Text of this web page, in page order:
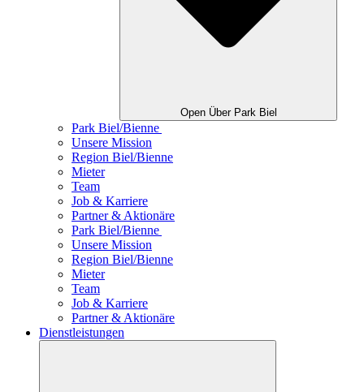
Open Über Park Biel
Park Biel/Bienne
Unsere Mission
Region Biel/Bienne
Mieter
Team
Job & Karriere
Partner & Aktionäre
Park Biel/Bienne
Unsere Mission
Region Biel/Bienne
Mieter
Team
Job & Karriere
Partner & Aktionäre
Dienstleistungen